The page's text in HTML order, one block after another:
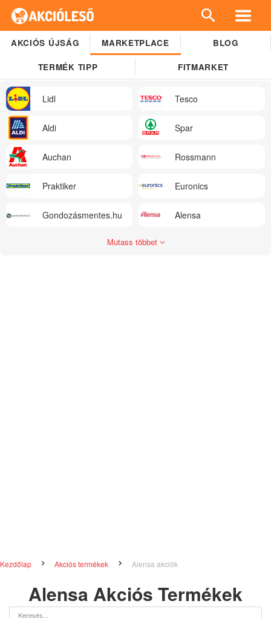
AKCIÓS ÚJSÁG MARKETPLACE BLOG
TERMÉK TIPP FITMARKET
Lidl Tesco
Aldi Spar
Auchan Rossmann
Praktiker Euronics
Gondozásmentes.hu Alensa
Mutass többet
Kezdőlap Akciós termékek Alensa akciók
Alensa Akciós Termékek